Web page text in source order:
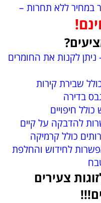
דירה קטנה עד 60 מ"ר במחיר ללא תחרות –
ניתן לקנות את החומרים
שבירת קירות
בדירה
חיפויים
להדבקה על קיים
כולל קרמיקה
לחידוש והחלפת
צעירים